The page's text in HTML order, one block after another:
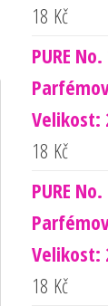
18 Kč
PURE
Velikost:
18 Kč
PURE
Velikost:
18 Kč